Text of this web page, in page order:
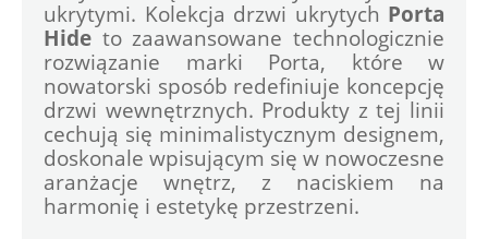
ukrytymi. Kolekcja drzwi ukrytych Porta
Hide to zaawansowane technologicznie
rozwiązanie marki Porta, które w
nowatorski sposób redefiniuje koncepcję
drzwi wewnętrznych. Produkty z tej linii
cechują się minimalistycznym designem,
doskonale wpisującym się w nowoczesne
aranżacje wnętrz, z naciskiem na
harmonię i estetykę przestrzeni.